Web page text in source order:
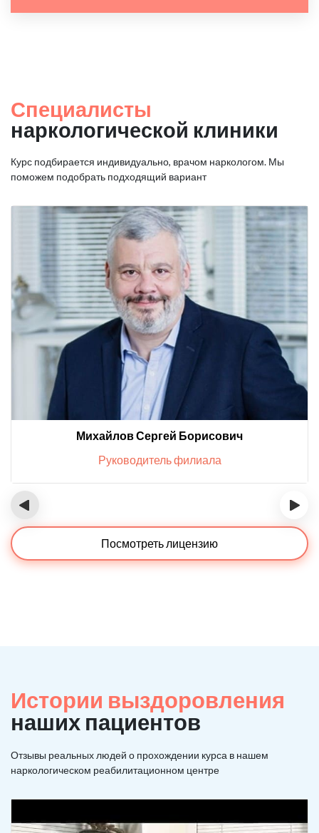
Специалисты
наркологической клиники
Курс подбирается индивидуально, врачом наркологом. Мы
поможем подобрать подходящий вариант
Михайлов Сергей Борисович
Руководитель филиала
‹ ›
Посмотреть лицензию
Истории выздоровления
наших пациентов
Отзывы реальных людей о прохождении курса в нашем
наркологическом реабилитационном центре